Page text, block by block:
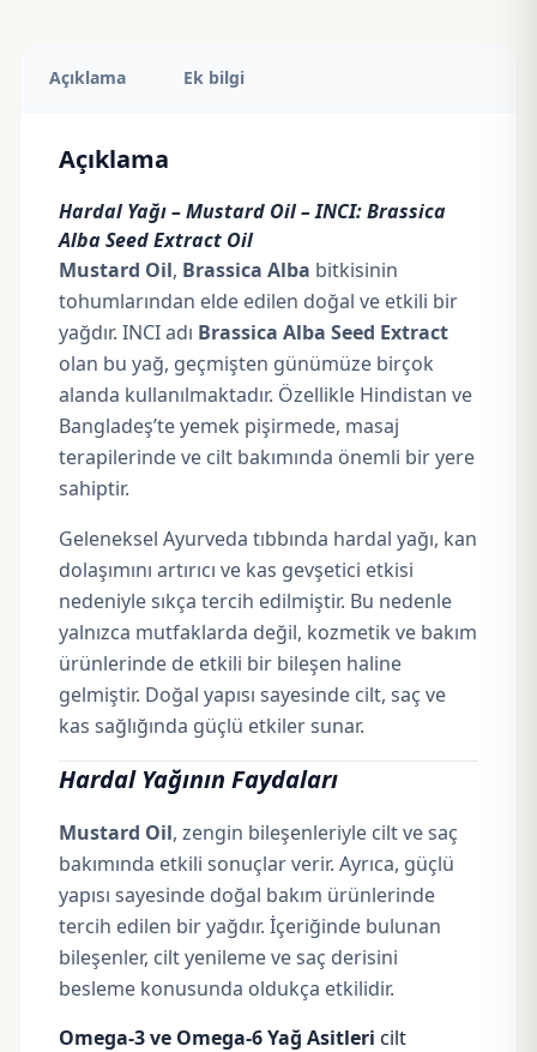
Açıklama Ek bilgi
Açıklama
Hardal Yağı – Mustard Oil – INCI: Brassica
Alba Seed Extract Oil
Mustard Oil, Brassica Alba bitkisinin
tohumlarından elde edilen doğal ve etkili bir
yağdır. INCI adı Brassica Alba Seed Extract
olan bu yağ, geçmişten günümüze birçok
alanda kullanılmaktadır. Özellikle Hindistan ve
Bangladeş’te yemek pişirmede, masaj
terapilerinde ve cilt bakımında önemli bir yere
sahiptir.
Geleneksel Ayurveda tıbbında hardal yağı, kan
dolaşımını artırıcı ve kas gevşetici etkisi
nedeniyle sıkça tercih edilmiştir. Bu nedenle
yalnızca mutfaklarda değil, kozmetik ve bakım
ürünlerinde de etkili bir bileşen haline
gelmiştir. Doğal yapısı sayesinde cilt, saç ve
kas sağlığında güçlü etkiler sunar.
Hardal Yağının Faydaları
Mustard Oil, zengin bileşenleriyle cilt ve saç
bakımında etkili sonuçlar verir. Ayrıca, güçlü
yapısı sayesinde doğal bakım ürünlerinde
tercih edilen bir yağdır. İçeriğinde bulunan
bileşenler, cilt yenileme ve saç derisini
besleme konusunda oldukça etkilidir.
Omega-3 ve Omega-6 Yağ Asitleri cilt